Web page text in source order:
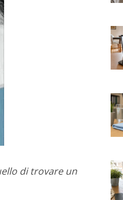
di trovare un